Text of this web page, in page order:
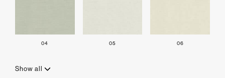
04 05 06
Show all